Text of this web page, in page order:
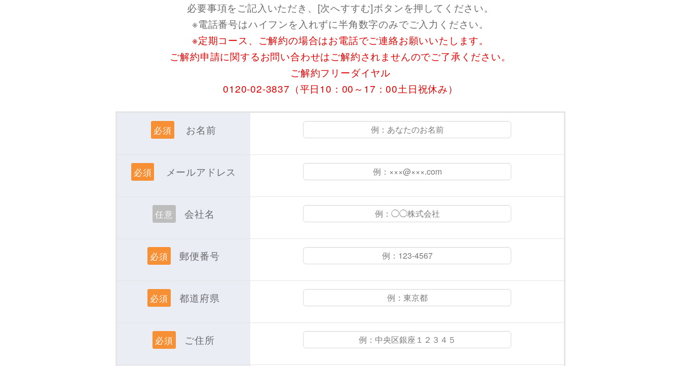
必要事項をご記入いただき、[次へすすむ]ボタンを押してください。
※電話番号はハイフンを入れずに半角数字のみでご入力ください。
※定期コース、ご解約の場合はお電話でご連絡お願いいたします。
ご解約申請に関するお問い合わせはご解約されませんのでご了承ください。
ご解約フリーダイヤル
0120-02-3837（平日10：00～17：00土日祝休み）
必須 お名前
必須 メールアドレス
任意 会社名
必須 郵便番号
必須 都道府県
必須 ご住所